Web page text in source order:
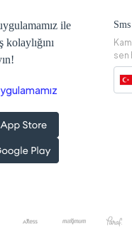
ile
kolaylığını
sen